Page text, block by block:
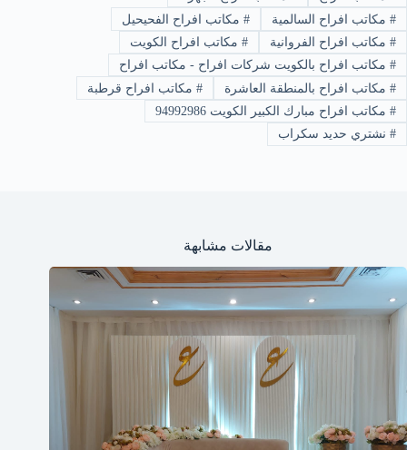
#مكاتب افراح السالمية #مكاتب افراح الفحيحيل
#مكاتب افراح الفروانية #مكاتب افراح الكويت
#مكاتب افراح بالكويت شركات افراح - مكاتب افراح
#مكاتب افراح بالمنطقة العاشرة #مكاتب افراح قرطبة
#مكاتب افراح مبارك الكبير الكويت 94992986
#نشتري حديد سكراب
مقالات مشابهة